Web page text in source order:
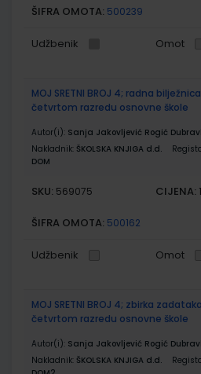
ŠIFRA OMOTA: 500239
Udžbenik Omot
MOJ SRETNI BROJ 4; radna
četvrtom razredu osnovne škole
Autor(i): Sanja Jakovljević Rogić
Nakladnik: ŠKOLSKA KNJIGA d.d.
DOM
SKU: 569075 CIJENA:
ŠIFRA OMOTA: 500162
Udžbenik Omot
MOJ SRETNI BROJ 4; zbirka
četvrtom razredu osnovne škole
Autor(i): Sanja Jakovljević Rogić
Nakladnik: ŠKOLSKA KNJIGA d.d.